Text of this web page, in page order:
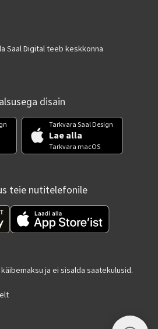
Saal Digital teeb keskkonna
disain
Tarkvara Saal Design
Lae alla
Tarkvara macOS
teie nutitelefonile
ja ei sisalda saatekulusid.